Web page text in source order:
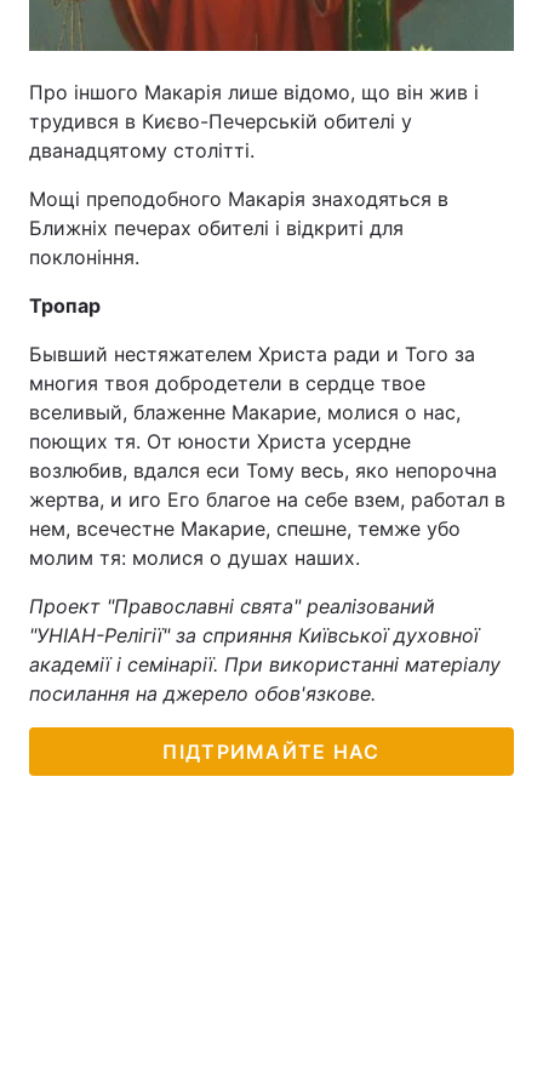
Про іншого Макарія лише відомо, що він жив і
трудився в Києво-Печерській обителі у
дванадцятому столітті.
Мощі преподобного Макарія знаходяться в
Ближніх печерах обителі і відкриті для
поклоніння.
Тропар
Бывший нестяжателем Христа ради и Того за
многия твоя добродетели в сердце твое
вселивый, блаженне Макарие, молися о нас,
поющих тя. От юности Христа усердне
возлюбив, вдался еси Тому весь, яко непорочна
жертва, и иго Его благое на себе взем, работал в
нем, всечестне Макарие, спешне, темже убо
молим тя: молися о душах наших.
Проект "Православні свята" реалізований
"УНІАН-Релігії" за сприяння Київської духовної
академії і семінарії. При використанні матеріалу
посилання на джерело обов'язкове.
ПІДТРИМАЙТЕ НАС